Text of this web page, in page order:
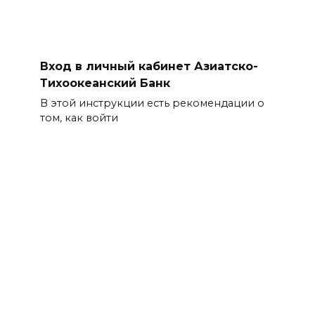
Вход в личный кабинет Азиатско-
Тихоокеанский Банк
В этой инструкции есть рекомендации о
том, как войти